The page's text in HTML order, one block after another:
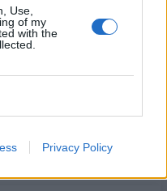
Use,
of my
with the
Privacy Policy
και αφθώδη
έργα στη
κατά 0,11%, στα